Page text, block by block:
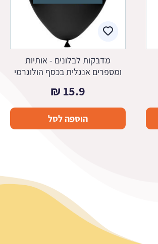
מדבקות לבלונים - אותיות
ומספרים אנגלית בכסף הולוגרמי
15.9
₪
הוספה לסל